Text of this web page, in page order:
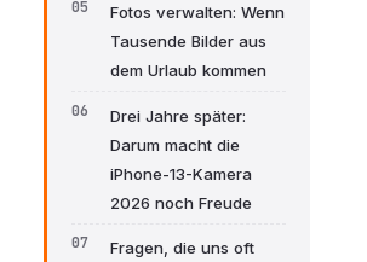
Fotos verwalten: Wenn
Tausende Bilder aus
dem Urlaub kommen
Drei Jahre später:
Darum macht die
iPhone-13-Kamera
2026 noch Freude
Fragen, die uns oft